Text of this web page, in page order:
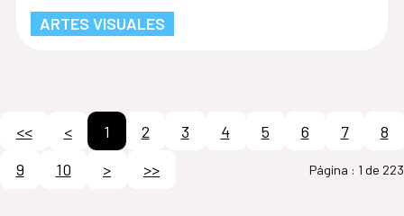
ARTES VISUALES
<< < 1 2 3 4 5 6 7
8
9
10 > >> Página : 1 de 223